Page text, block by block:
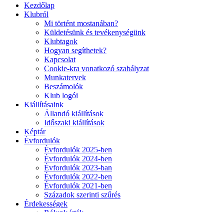
Kezdőlap
Klubról
Mi történt mostanában?
Küldetésünk és tevékenységünk
Klubtagok
Hogyan segíthetek?
Kapcsolat
Cookie-kra vonatkozó szabályzat
Munkatervek
Beszámolók
Klub logói
Kiállításaink
Állandó kiállítások
Időszaki kiállítások
Képtár
Évfordulók
Évfordulók 2025-ben
Évfordulók 2024-ben
Évfordulók 2023-ban
Évfordulók 2022-ben
Évfordulók 2021-ben
Századok szerinti szűrés
Érdekességek